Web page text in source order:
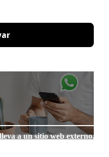
a un sitio web externo.